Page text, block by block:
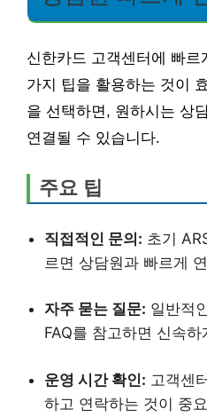
신한카드 고객센터에 빠르
가지 팁을 활용하는 것이
을 선택하면, 원하시는 상
연결될 수 있습니다.
주요 팁
직접적인 문의: 초기
르면 상담원과 빠르게
자주 묻는 질문: 일반적
FAQ를 참고하면 신속
운영 시간 확인: 고객센
하고 연락하는 것이 중